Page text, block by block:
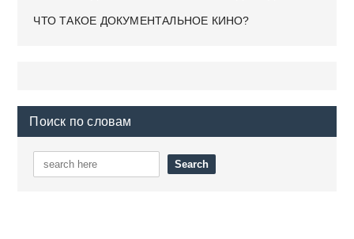
ЧТО ТАКОЕ ДОКУМЕНТАЛЬНОЕ КИНО?
Поиск по словам